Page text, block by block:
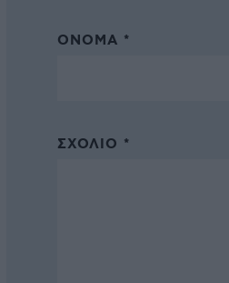
ΌΝΟΜΑ *
ΣΧΌΛΙΟ *